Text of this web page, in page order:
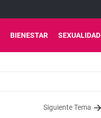
BIENESTAR SEXUALIDAD
Siguiente Tema